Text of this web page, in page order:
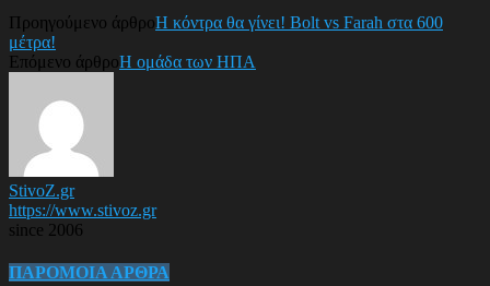
Προηγούμενο άρθροΗ κόντρα θα γίνει! Bolt vs Farah στα 600
μέτρα!
Επόμενο άρθροΗ ομάδα των ΗΠΑ
StivoZ.gr
https://www.stivoz.gr
since 2006
ΠΑΡΟΜΟΙΑ ΑΡΘΡΑ